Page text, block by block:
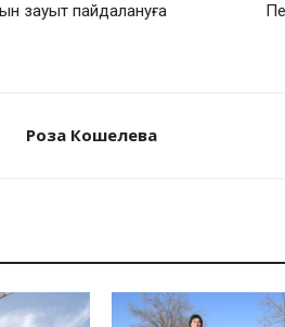
зауыт пайдалануға
Роза Кошелева